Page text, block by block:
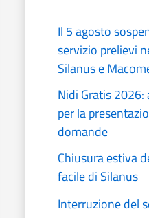
Il 5 agosto
servizio prelievi
Silanus e
Nidi Gratis
per la
domande
Chiusura estiva
facile di Silanus
Interruzione del